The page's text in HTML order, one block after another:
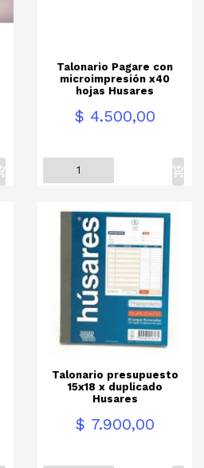
Talonario Pagare con
microimpresión x40
hojas Husares
Precio$ 4.500,00
Talonario presupuesto
15x18 x duplicado
Husares
Precio$ 7.900,00